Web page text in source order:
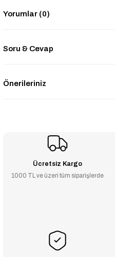
Yorumlar (0)
Soru & Cevap
Önerileriniz
Ücretsiz Kargo
1000 TL ve üzeri tüm siparişlerde